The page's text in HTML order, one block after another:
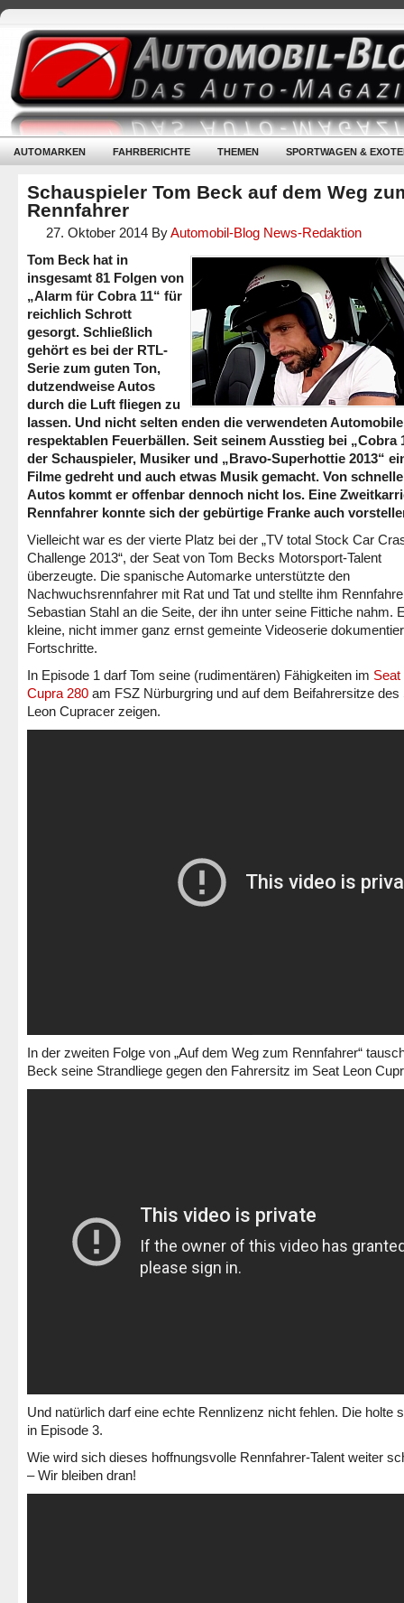
AUTOMARKEN FAHRBERICHTE THEMEN SPORTWAGEN &
Schauspieler Tom Beck auf dem Weg
Rennfahrer
27. Oktober 2014 ByAutomobil-Blog News-Redaktion
Tom Beck hat in
insgesamt 81 Folgen von
„Alarm für Cobra 11“ für
reichlich Schrott
gesorgt. Schließlich
gehört es bei der RTL-
Serie zum guten Ton,
dutzendweise Autos
durch die Luft fliegen zu
lassen. Und nicht selten enden die verwendeten
respektablen Feuerbällen. Seit seinem Ausstieg bei „Cobra
der Schauspieler, Musiker und „Bravo-Superhottie 2013“
Filme gedreht und auch etwas Musik gemacht. Von
Autos kommt er offenbar dennoch nicht los. Eine
Rennfahrer konnte sich der gebürtige Franke auch
Vielleicht war es der vierte Platz bei der „TV total Stock Car
Challenge 2013“, der Seat von Tom Becks Motorsport-Talent
überzeugte. Die spanische Automarke unterstützte den
Nachwuchsrennfahrer mit Rat und Tat und stellte ihm
Sebastian Stahl an die Seite, der ihn unter seine Fittiche nahm.
kleine, nicht immer ganz ernst gemeinte Videoserie
Fortschritte.
In Episode 1 darf Tom seine (rudimentären) Fähigkeiten im Seat
Cupra 280 am FSZ Nürburgring und auf dem Beifahrersitze des
Leon Cupracer zeigen.
In der zweiten Folge von „Auf dem Weg zum Rennfahrer“
Beck seine Strandliege gegen den Fahrersitz im Seat Leon
Und natürlich darf eine echte Rennlizenz nicht fehlen. Die holte
in Episode 3.
Wie wird sich dieses hoffnungsvolle Rennfahrer-Talent weiter
– Wir bleiben dran!